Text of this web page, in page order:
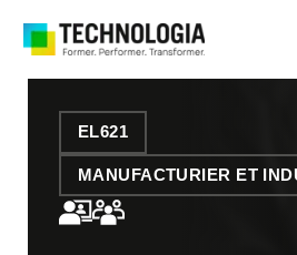
EL621
MANUFACTURIER ET